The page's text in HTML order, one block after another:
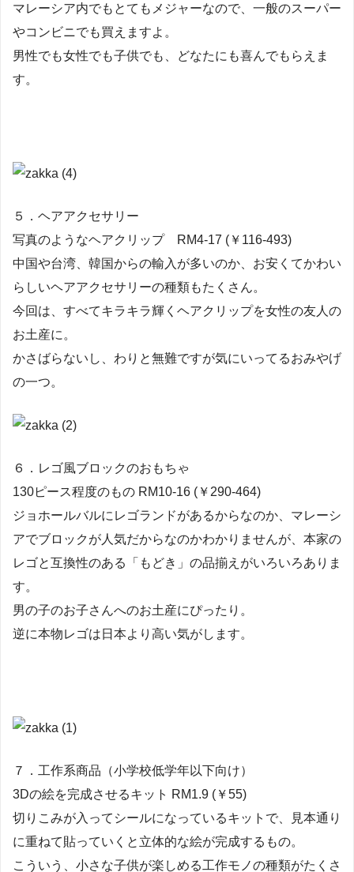
マレーシア内でもとてもメジャーなので、一般のスーパー
やコンビニでも買えますよ。
男性でも女性でも子供でも、どなたにも喜んでもらえま
す。
５．ヘアアクセサリー
写真のようなヘアクリップ RM4-17 (￥116-493)
中国や台湾、韓国からの輸入が多いのか、お安くてかわい
らしいヘアアクセサリーの種類もたくさん。
今回は、すべてキラキラ輝くヘアクリップを女性の友人の
お土産に。
かさばらないし、わりと無難ですが気にいってるおみやげ
の一つ。
６．レゴ風ブロックのおもちゃ
130ピース程度のもの RM10-16 (￥290-464)
ジョホールバルにレゴランドがあるからなのか、マレーシ
アでブロックが人気だからなのかわかりませんが、本家の
レゴと互換性のある「もどき」の品揃えがいろいろありま
す。
男の子のお子さんへのお土産にぴったり。
逆に本物レゴは日本より高い気がします。
７．工作系商品（小学校低学年以下向け）
3Dの絵を完成させるキット RM1.9 (￥55)
切りこみが入ってシールになっているキットで、見本通り
に重ねて貼っていくと立体的な絵が完成するもの。
こういう、小さな子供が楽しめる工作モノの種類がたくさ